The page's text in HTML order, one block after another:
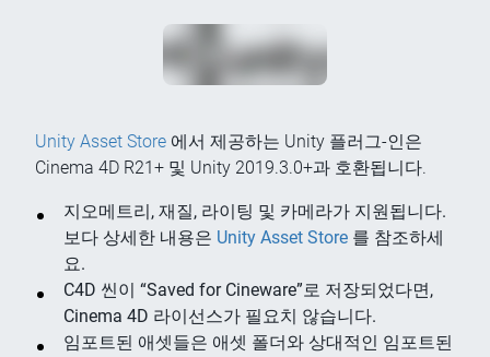
Unity Asset Store 에서 제공하는 Unity 플러그-인은
Cinema 4D R21+ 및 Unity 2019.3.0+과 호환됩니다.
지오메트리, 재질, 라이팅 및 카메라가 지원됩니다.
보다 상세한 내용은 Unity Asset Store를 참조하세
요.
C4D 씬이 “Saved for Cineware”로 저장되었다면,
Cinema 4D 라이선스가 필요치 않습니다.
임포트된 애셋들은 애셋 폴더와 상대적인 임포트된